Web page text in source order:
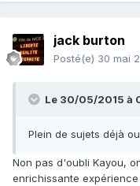
jack burton
Posté(e) 30 mai
Le 30/05/2015 à
Plein de sujets déjà
Non pas d'oubli Kayou,
enrichissante